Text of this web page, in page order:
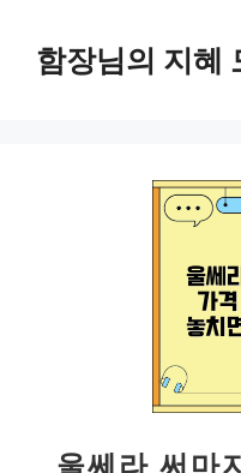
함장님의 지혜
울쎄라 써마